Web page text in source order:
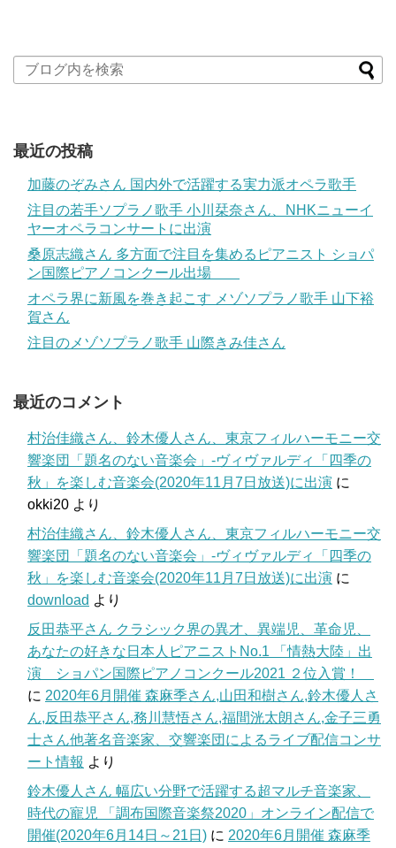
最近の投稿
加藤のぞみさん 国内外で活躍する実力派オペラ歌手
注目の若手ソプラノ歌手 小川栞奈さん、NHKニューイ
ヤーオペラコンサートに出演
桑原志織さん 多方面で注目を集めるピアニスト ショパ
ン国際ピアノコンクール出場
オペラ界に新風を巻き起こす メゾソプラノ歌手 山下裕
賀さん
注目のメゾソプラノ歌手 山際きみ佳さん
最近のコメント
村治佳織さん、鈴木優人さん、東京フィルハーモニー交
響楽団「題名のない音楽会」-ヴィヴァルディ「四季の
秋」を楽しむ音楽会(2020年11月7日放送)に出演 に
okki20 より
村治佳織さん、鈴木優人さん、東京フィルハーモニー交
響楽団「題名のない音楽会」-ヴィヴァルディ「四季の
秋」を楽しむ音楽会(2020年11月7日放送)に出演 に
download より
反田恭平さん クラシック界の異才、異端児、革命児、
あなたの好きな日本人ピアニストNo.1 「情熱大陸」出
演 ショパン国際ピアノコンクール2021 ２位入賞！
に 2020年6月開催 森麻季さん,山田和樹さん,鈴木優人さ
ん,反田恭平さん,務川慧悟さん,福間洸太朗さん,金子三勇
士さん他著名音楽家、交響楽団によるライブ配信コンサ
ート情報 より
鈴木優人さん 幅広い分野で活躍する超マルチ音楽家、
時代の寵児 「調布国際音楽祭2020」オンライン配信で
開催(2020年6月14日～21日) に 2020年6月開催 森麻季